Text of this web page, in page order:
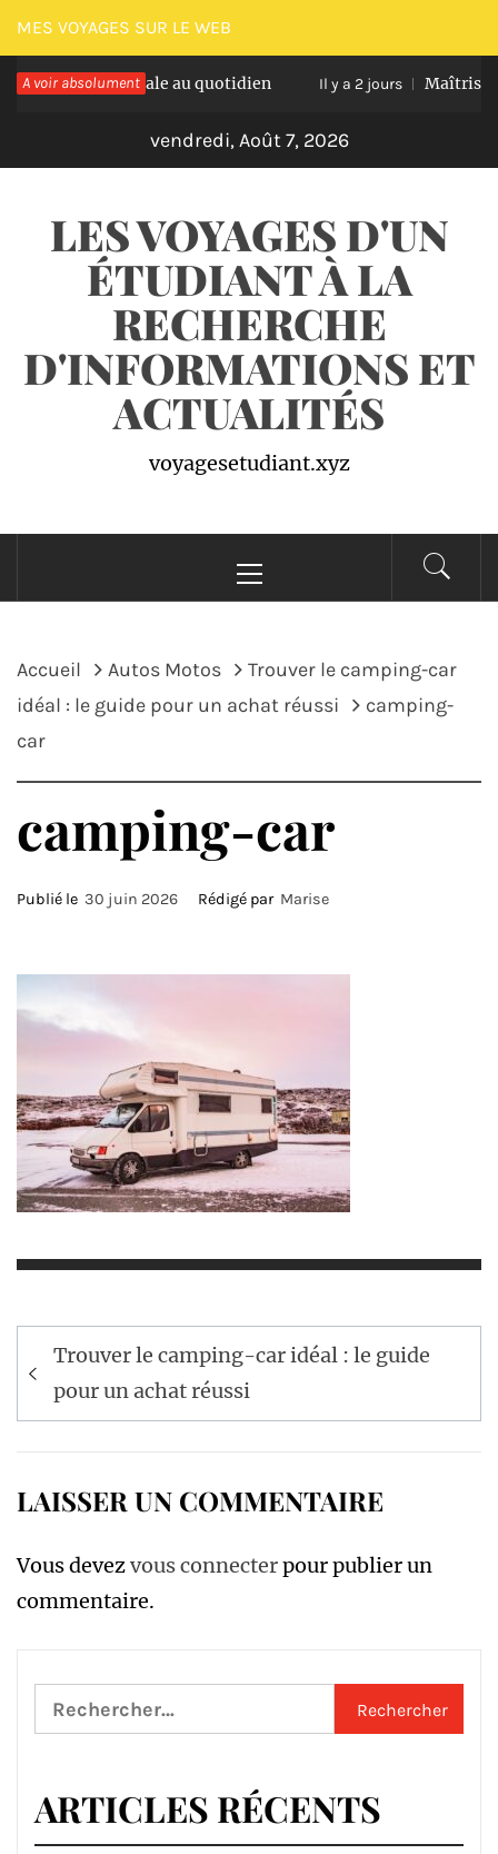
Passer
au
contenu
MES VOYAGES SUR LE WEB
A voir absolument
optimale au quotidien Il y a 2 jours Maîtriser les
vendredi, Août 7, 2026
LES VOYAGES D'UN
ÉTUDIANT À LA
RECHERCHE
D'INFORMATIONS ET
ACTUALITÉS
voyagesetudiant.xyz
principal
Accueil Autos Motos
Trouver le camping-car
idéal : le guide pour un achat réussi
camping-
car
camping-car
Publié le 30 juin 2026 Rédigé par Marise
Navigation
de
l’article
Trouver le camping-car idéal : le guide
pour un achat réussi
LAISSER UN COMMENTAIRE
Vous devezvous connecterpour publier un
commentaire.
Rechercher :
ARTICLES RÉCENTS